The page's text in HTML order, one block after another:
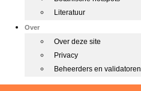
Literatuur
Over
Over deze site
Privacy
Beheerders en validatoren